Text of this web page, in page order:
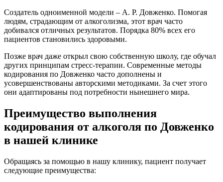
Создатель одноименной модели – А. Р. Довженко. Помогая
людям, страдающим от алкоголизма, этот врач часто
добивался отличных результатов. Порядка 80% всех его
пациентов становились здоровыми.
Позже врач даже открыл свою собственную школу, где обучал
других принципам стресс-терапии. Современные методы
кодирования по Довженко часто дополнены и
усовершенствованы авторскими методиками. За счет этого
они адаптированы под потребности нынешнего мира.
Преимущество выполнения
кодирования от алкоголя по Довженко
в нашей клинике
Обращаясь за помощью в нашу клинику, пациент получает
следующие преимущества: